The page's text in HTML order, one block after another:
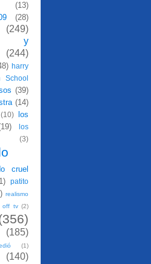
(13)
(28)
(249)
y
(244)
harry
School
(39)
(14)
(10)
los
los
(3)
cruel
patito
realismo
off tv (2)
(185)
(1)
(140)